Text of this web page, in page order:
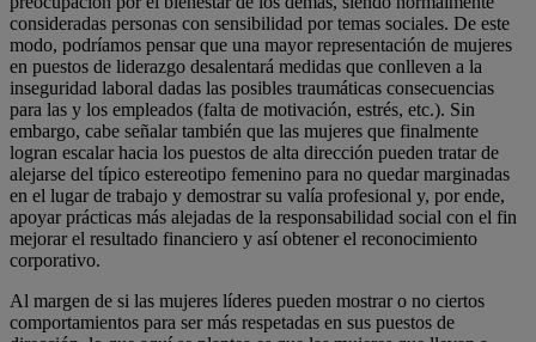
consideradas personas con sensibilidad por temas sociales. De este
modo, podríamos pensar que una mayor representación de mujeres
en puestos de liderazgo desalentará medidas que conlleven a la
inseguridad laboral dadas las posibles traumáticas consecuencias
para las y los empleados (falta de motivación, estrés, etc.). Sin
embargo, cabe señalar también que las mujeres que finalmente
logran escalar hacia los puestos de alta dirección pueden tratar de
alejarse del típico estereotipo femenino para no quedar marginadas
en el lugar de trabajo y demostrar su valía profesional y, por ende,
apoyar prácticas más alejadas de la responsabilidad social con el fin
mejorar el resultado financiero y así obtener el reconocimiento
corporativo.
Al margen de si las mujeres líderes pueden mostrar o no ciertos
comportamientos para ser más respetadas en sus puestos de